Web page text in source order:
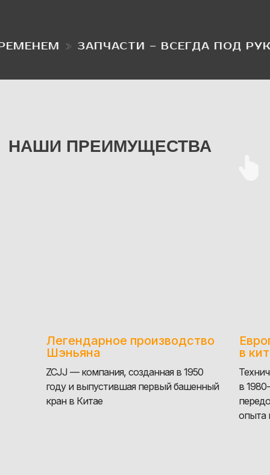
ЗАПЧАСТИ – ВСЕГДА ПОД
Легендарное производство
Шэньяна
ZCJJ — компания, созданная в 1950
году и выпустившая первый башенный
кран в Китае
в
в
опыта